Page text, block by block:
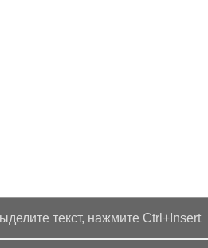
текст, нажмите Ctrl+Insert